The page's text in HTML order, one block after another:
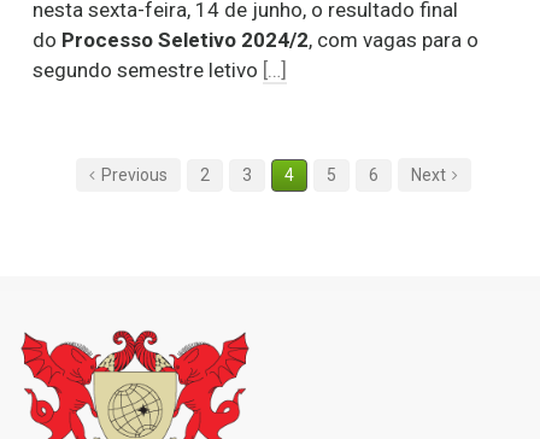
nesta sexta-feira, 14 de junho, o resultado final
do Processo Seletivo 2024/2, com vagas para o
segundo semestre letivo […]
Previous 2 3 4 5 6 Next